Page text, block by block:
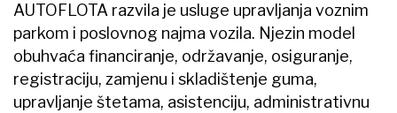
AUTOFLOTA ​razvila je usluge upravljanja voznim
parkom i poslovnog najma vozila. Njezin model
obuhvaća financiranje, održavanje, osiguranje,
registraciju, zamjenu i skladištenje guma,
upravljanje štetama, asistenciju, administrativnu